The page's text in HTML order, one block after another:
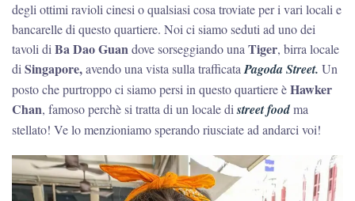
degli ottimi ravioli cinesi o qualsiasi cosa troviate per i vari locali e
bancarelle di questo quartiere. Noi ci siamo seduti ad uno dei
tavoli di Ba Dao Guandove sorseggiando una Tiger, birra locale
di Singapore,avendo una vista sulla trafficata Pagoda Street. Un
posto che purtroppo ci siamo persi in questo quartiere èHawker
Chan, famoso perchè si tratta di un locale distreet foodma
stellato! Ve lo menzioniamo sperando riusciate ad andarci voi!